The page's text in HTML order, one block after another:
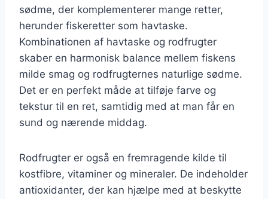
sødme, der komplementerer mange retter,
herunder fiskeretter som havtaske.
Kombinationen af havtaske og rodfrugter
skaber en harmonisk balance mellem fiskens
milde smag og rodfrugternes naturlige sødme.
Det er en perfekt måde at tilføje farve og
tekstur til en ret, samtidig med at man får en
sund og nærende middag.
Rodfrugter er også en fremragende kilde til
kostfibre, vitaminer og mineraler. De indeholder
antioxidanter, der kan hjælpe med at beskytte